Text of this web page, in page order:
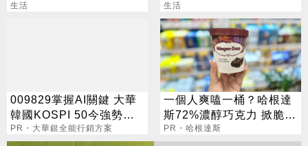
務
生活
搶錢先下手是罪
生活
009829掌握AI關鍵 大華
韓國KOSPI 50今強勢開
募
PR・大華銀全能行銷方案
一個人爽嗑一桶？哈根達
斯72%濃醇巧克力 掀脆友
共鳴
PR・哈根達斯